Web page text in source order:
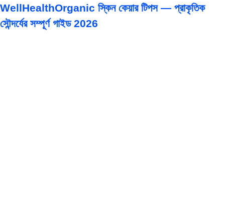
WellHealthOrganic স্কিন কেয়ার টিপস — প্রাকৃতিক
সৌন্দর্যের সম্পূর্ণ গাইড 2026